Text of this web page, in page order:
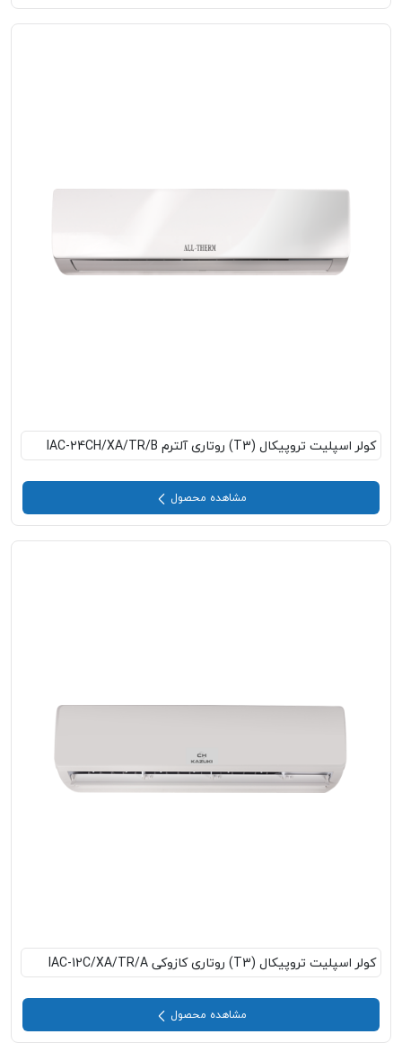
کولر اسپلیت تروپیکال (T3) روتاری آلترم IAC-24CH/XA/TR/B
مشاهده محصول
کولر اسپلیت تروپیکال (T3) روتاری کازوکی IAC-12C/XA/TR/A
مشاهده محصول